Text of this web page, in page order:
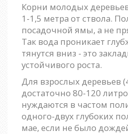
Корни молодых
1-1,5 метра от ствола.
посадочной ямы, а не
Так вода проникает
тянутся вниз - это
устойчивого роста.
Для взрослых деревьев
достаточно 80-120
нуждаются в частом
одного-двух глубоких
мае, если не было